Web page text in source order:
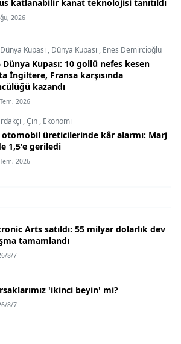
katlanabilir kanat teknolojisi tanıtıldı
2026
Kupası , Dünya Kupası , Enes Demircioğlu
Dünya Kupası: 10 gollü nefes kesen
İngiltere, Fransa karşısında
kazandı
2026
,Çin , Ekonomi
otomobil üreticilerinde kâr alarmı: Marj
1,5'e geriledi
2026
Arts satıldı: 55 milyar dolarlık dev
tamamlandı
8/7
'ikinci beyin' mi?
8/7